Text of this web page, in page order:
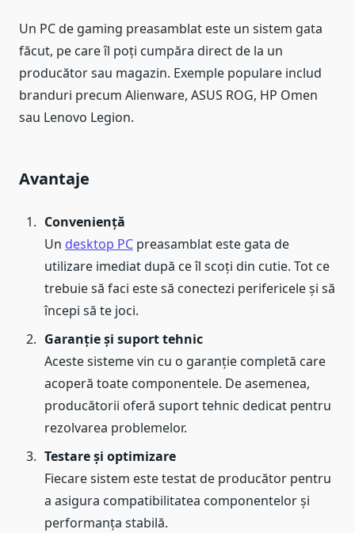
Un PC de gaming preasamblat este un sistem gata
făcut, pe care îl poți cumpăra direct de la un
producător sau magazin. Exemple populare includ
branduri precum Alienware, ASUS ROG, HP Omen
sau Lenovo Legion.
Avantaje
Conveniență
Un desktop PC preasamblat este gata de
utilizare imediat după ce îl scoți din cutie. Tot ce
trebuie să faci este să conectezi perifericele și să
începi să te joci.
Garanție și suport tehnic
Aceste sisteme vin cu o garanție completă care
acoperă toate componentele. De asemenea,
producătorii oferă suport tehnic dedicat pentru
rezolvarea problemelor.
Testare și optimizare
Fiecare sistem este testat de producător pentru
a asigura compatibilitatea componentelor și
performanța stabilă.